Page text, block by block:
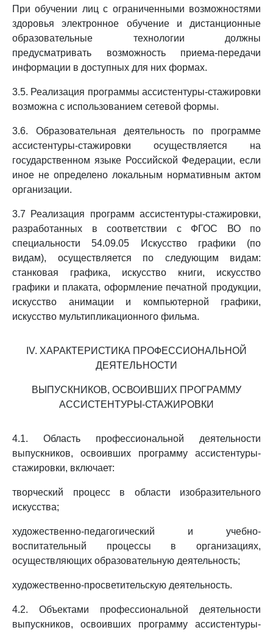
При обучении лиц с ограниченными возможностями
здоровья электронное обучение и дистанционные
образовательные технологии должны
предусматривать возможность приема-передачи
информации в доступных для них формах.
3.5. Реализация программы ассистентуры-стажировки
возможна с использованием сетевой формы.
3.6. Образовательная деятельность по программе
ассистентуры-стажировки осуществляется на
государственном языке Российской Федерации, если
иное не определено локальным нормативным актом
организации.
3.7 Реализация программ ассистентуры-стажировки,
разработанных в соответствии с ФГОС ВО по
специальности 54.09.05 Искусство графики (по
видам), осуществляется по следующим видам:
станковая графика, искусство книги, искусство
графики и плаката, оформление печатной продукции,
искусство анимации и компьютерной графики,
искусство мультипликационного фильма.
IV. ХАРАКТЕРИСТИКА ПРОФЕССИОНАЛЬНОЙ
ДЕЯТЕЛЬНОСТИ
ВЫПУСКНИКОВ, ОСВОИВШИХ ПРОГРАММУ
АССИСТЕНТУРЫ-СТАЖИРОВКИ
4.1. Область профессиональной деятельности
выпускников, освоивших программу ассистентуры-
стажировки, включает:
творческий процесс в области изобразительного
искусства;
художественно-педагогический и учебно-
воспитательный процессы в организациях,
осуществляющих образовательную деятельность;
художественно-просветительскую деятельность.
4.2. Объектами профессиональной деятельности
выпускников, освоивших программу ассистентуры-